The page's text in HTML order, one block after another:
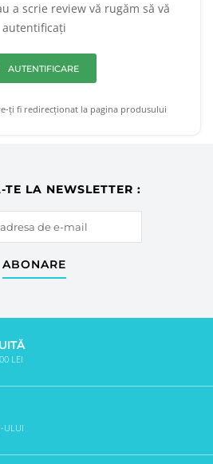
a scrie review vă rugăm să vă
autentificați
AUTENTIFICARE
ți fi redirecționat la pagina produsului
LA NEWSLETTER :
ABONARE
LEI
ULUI